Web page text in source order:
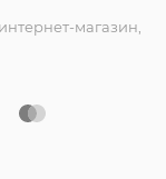
магазин,